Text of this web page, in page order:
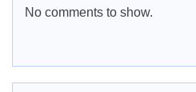
No comments to show.